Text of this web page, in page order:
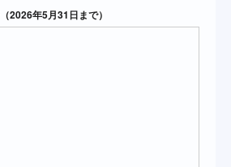
2026年5月31日まで）